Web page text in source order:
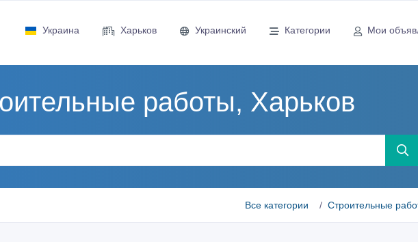
Украина Харьков Украинский Категории Мои
работы, Харьков
Все категории Строительные